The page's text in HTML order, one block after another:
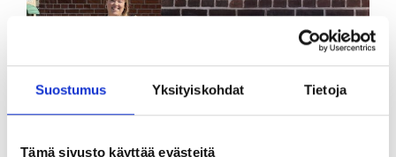
Suostumus Yksityiskohdat Tietoja
Tämä sivusto käyttää evästeitä